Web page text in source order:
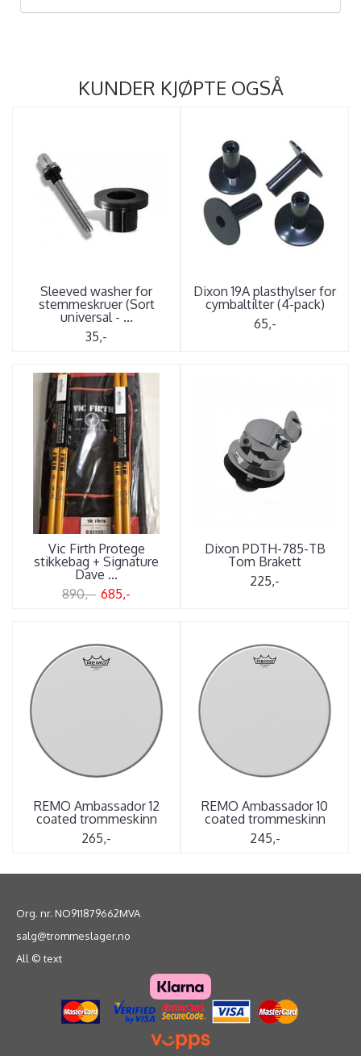
KUNDER KJØPTE OGSÅ
Sleeved washer for
stemmeskruer (Sort
universal - ...
35,-
Dixon 19A plasthylser for
cymbaltilter (4-pack)
65,-
Vic Firth Protege
stikkebag + Signature
Dave ...
890,- 685,-
Dixon PDTH-785-TB
Tom Brakett
225,-
REMO Ambassador 12
coated trommeskinn
265,-
REMO Ambassador 10
coated trommeskinn
245,-
Org. nr. NO911879662MVA
salg@trommeslager.no
All © text